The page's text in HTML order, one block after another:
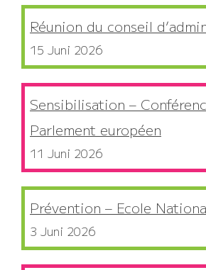
Réunion du conseil
15 Juni 2026
Sensibilisation –
Parlement européen
11 Juni 2026
Prévention – Ecole
3 Juni 2026